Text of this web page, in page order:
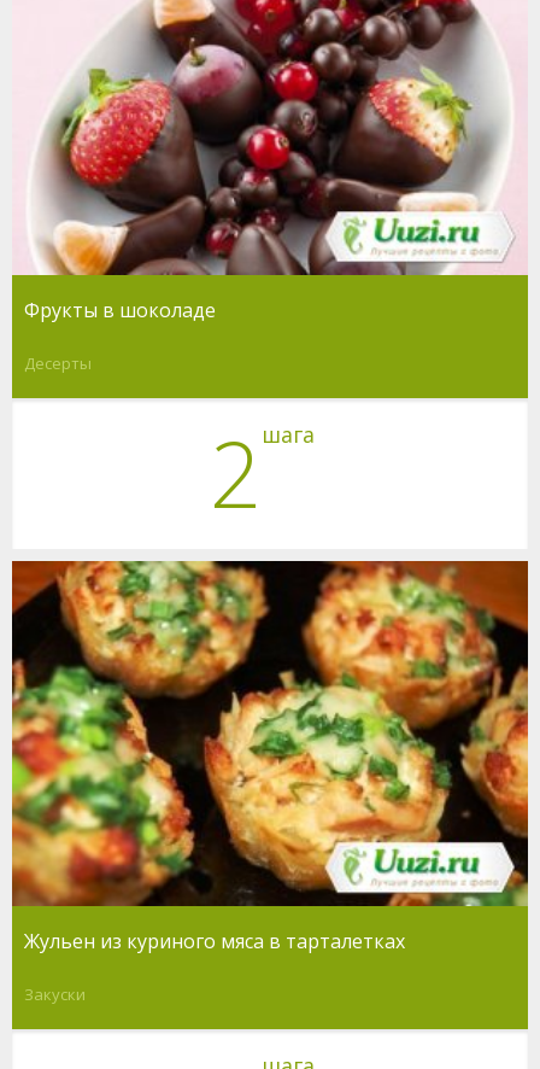
Фрукты в шоколаде
Десерты
2 шага
Жульен из куриного мяса в тарталетках
Закуски